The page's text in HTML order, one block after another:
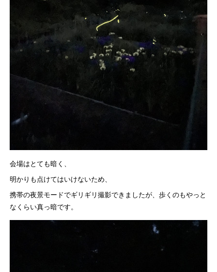
会場はとても暗く、
明かりも点けてはいけないため、
携帯の夜景モードでギリギリ撮影できましたが、歩くのもやっと
なくらい真っ暗です。